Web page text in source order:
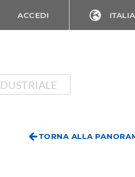
ACCEDI
TORNA ALLA